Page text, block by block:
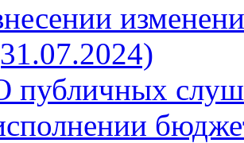
публичных